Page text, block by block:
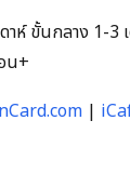
าห์ ขั้นกลาง 1-3
น+
|